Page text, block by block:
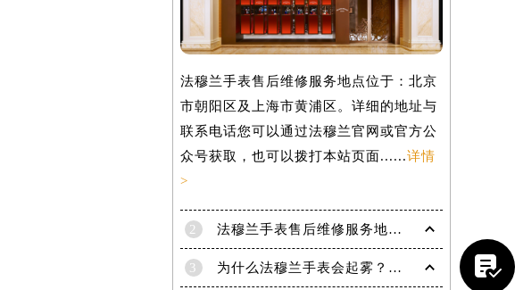
法穆兰手表售后维修服务地点位于：北京
市朝阳区及上海市黄浦区。详细的地址与
联系电话您可以通过法穆兰官网或官方公
众号获取，也可以拨打本站页面......详情
>
2 法穆兰手表售后维修服务地点电话是多少？
3 为什么法穆兰手表会起雾？(法穆兰手表起雾处理方法？) 